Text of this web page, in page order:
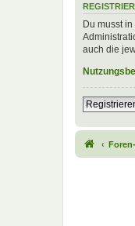
Du musst
auch die